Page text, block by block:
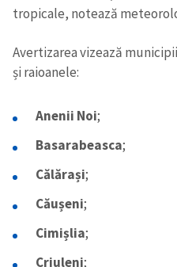
tropicale, notează
Avertizarea vizează
și raioanele:
Anenii Noi;
Basarabeasca;
Călărași;
Căușeni;
Cimișlia;
Criuleni;